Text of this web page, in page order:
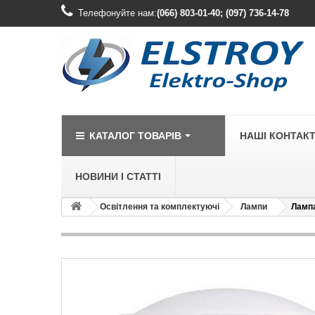
Телефонуйте нам:(066) 803-01-40; (097) 736-14-78
КАТАЛОГ ТОВАРІВ
LEGRAND
Legrand Forix
НАШІ
НОВИНИ І СТАТТІ
Освітлення та комплектуючі Лампи